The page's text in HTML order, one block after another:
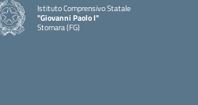
Istituto Comprensivo Statale
"Giovanni Paolo I"
Stornara (FG)